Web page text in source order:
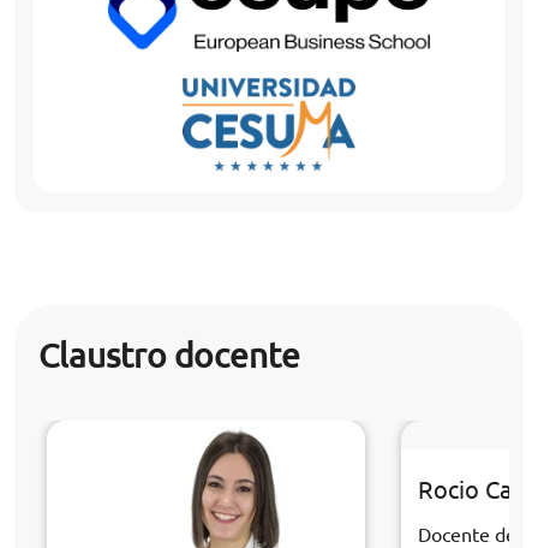
Claustro docente
Rocio
Docente de